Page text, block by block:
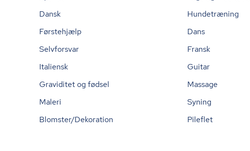
Dansk
Hundetræning
Førstehjælp
Dans
Selvforsvar
Fransk
Italiensk
Guitar
Graviditet og fødsel
Massage
Maleri
Syning
Blomster/Dekoration
Pileflet